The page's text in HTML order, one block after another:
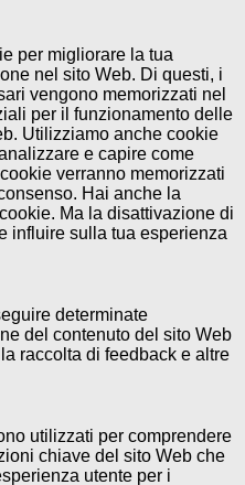
per migliorare la tua
nel sito Web. Di questi, i
vengono memorizzati nel
per il funzionamento delle
Utilizziamo anche cookie
e capire come
verranno memorizzati
Hai anche la
Ma la disattivazione di
influire sulla tua esperienza
determinate
del contenuto del sito Web
raccolta di feedback e altre
utilizzati per comprendere
chiave del sito Web che
utente per i